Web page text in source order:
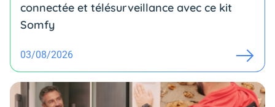
connectée et télésurveillance avec ce kit
Somfy
03/08/2026